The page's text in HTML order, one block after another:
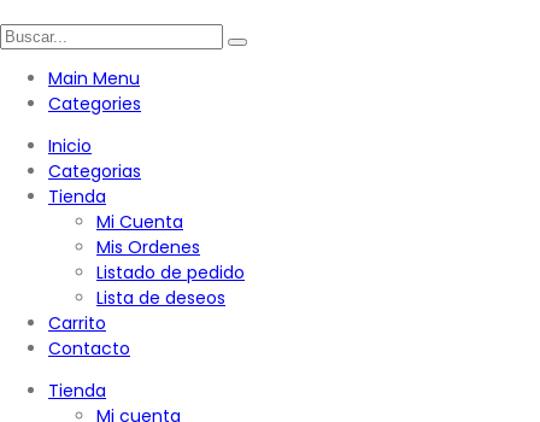
Main Menu
Categories
Inicio
Categorias
Tienda
Mi Cuenta
Mis Ordenes
Listado de pedido
Lista de deseos
Carrito
Contacto
Tienda
Mi cuenta